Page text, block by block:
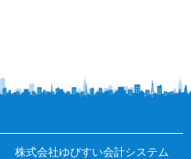
株式会社ゆびすい会計システム